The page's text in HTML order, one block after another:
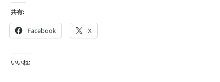
共有:
Facebook X
いいね: